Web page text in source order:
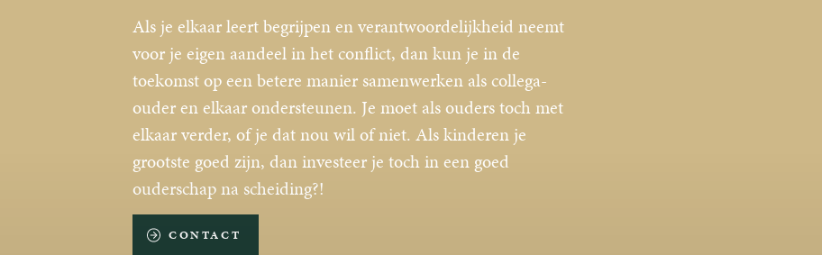
Als je elkaar leert begrijpen en verantwoordelijkheid neemt
voor je eigen aandeel in het conflict, dan kun je in de
toekomst op een betere manier samenwerken als collega-
ouder en elkaar ondersteunen. Je moet als ouders toch met
elkaar verder, of je dat nou wil of niet. Als kinderen je
grootste goed zijn, dan investeer je toch in een goed
ouderschap na scheiding?!
CONTACT